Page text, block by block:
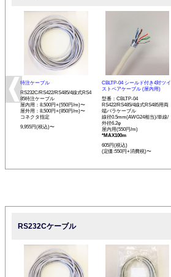
特注ケーブル
RS232C/RS422/RS485/4線式RS4
85特注ケーブル
屋内用：8,500円+(550円/m)〜
屋外用：8,500円+(850円/m)〜
コネクタ指定
9,955円(税込)〜
CBLTP-04 シールド付き4対ツイ
ストペアケーブル (屋内用)
型番：CBLTP-04
RS422/RS485/4線式RS485用両
端バラケーブル
線径0.5mm(AWG24相当)/単線/
外径6.2φ
屋内用(550円/m)
*MAX100m
605円(税込)
(定価:550円+消費税)〜
RS232Cケーブル